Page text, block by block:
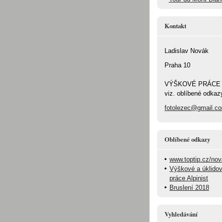
Kontakt
Ladislav Novák
Praha 10
VÝŠKOVÉ PRÁCE
viz. oblíbené
Oblíbené odkazy
www.toptip.cz/
Výškové a
práce Alpinist
Bruslení 2018
Vyhledávání